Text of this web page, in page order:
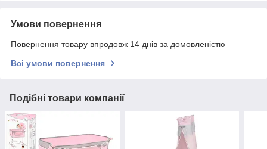
Умови повернення
Повернення товару впродовж 14 днів за домовленістю
Всі умови повернення
Подібні товари компанії